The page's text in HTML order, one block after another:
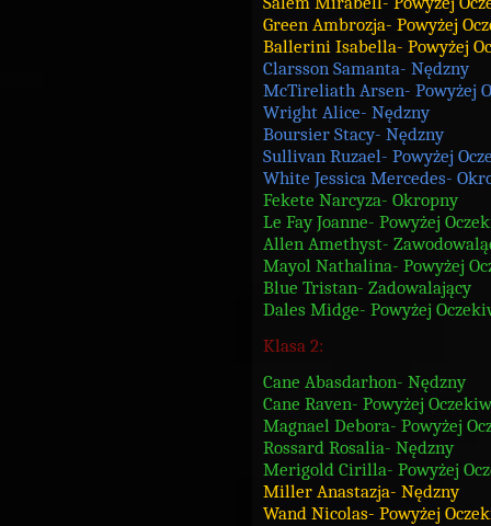
Green Ambrozja- Powyżej
Ballerini Isabella- Powyżej
Clarsson Samanta- Nędzny
McTireliath Arsen- Powyżej
Wright Alice- Nędzny
Boursier Stacy- Nędzny
Sullivan Ruzael- Powyżej
White Jessica Mercedes-
Fekete Narcyza- Okropny
Le Fay Joanne- Powyżej
Allen Amethyst-
Mayol Nathalina- Powyżej
Blue Tristan- Zadowalający
Dales Midge- Powyżej
Klasa 2:
Cane Abasdarhon- Nędzny
Cane Raven- Powyżej
Magnael Debora- Powyżej
Rossard Rosalia- Nędzny
Merigold Cirilla- Powyżej
Miller Anastazja- Nędzny
Wand Nicolas- Powyżej